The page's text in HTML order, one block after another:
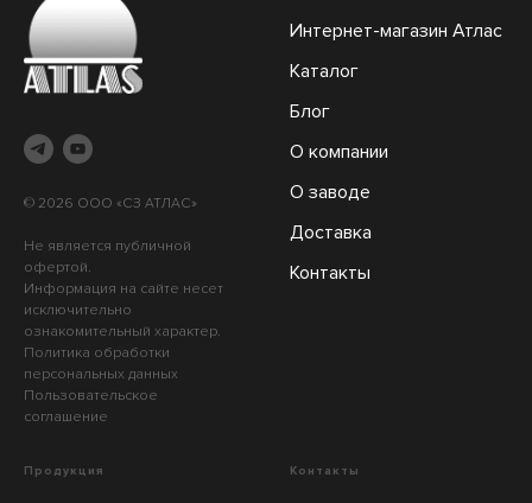
© 2026 ООО «СЗ АТЛАС»
Не является публичной
офертой.
Информация на сайте несет
исключительно
ознакомительный характер.
Политика обработки
персональных данных
Пользовательское
соглашение
Интернет-магазин Атлас
Каталог
Блог
О компании
О заводе
Доставка
Контакты
Продукция Контакты